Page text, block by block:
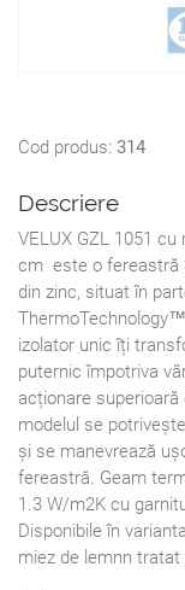
Cod produs: 314
Descriere
VELUX GZL 1051
cm este o fereastră
din zinc, situat în
izolator unic îți
puternic împotriva
acționare
modelul se
și se manevrează
fereastră. Geam
1.3 W/m2K cu
Disponibile în
miez de lemnn